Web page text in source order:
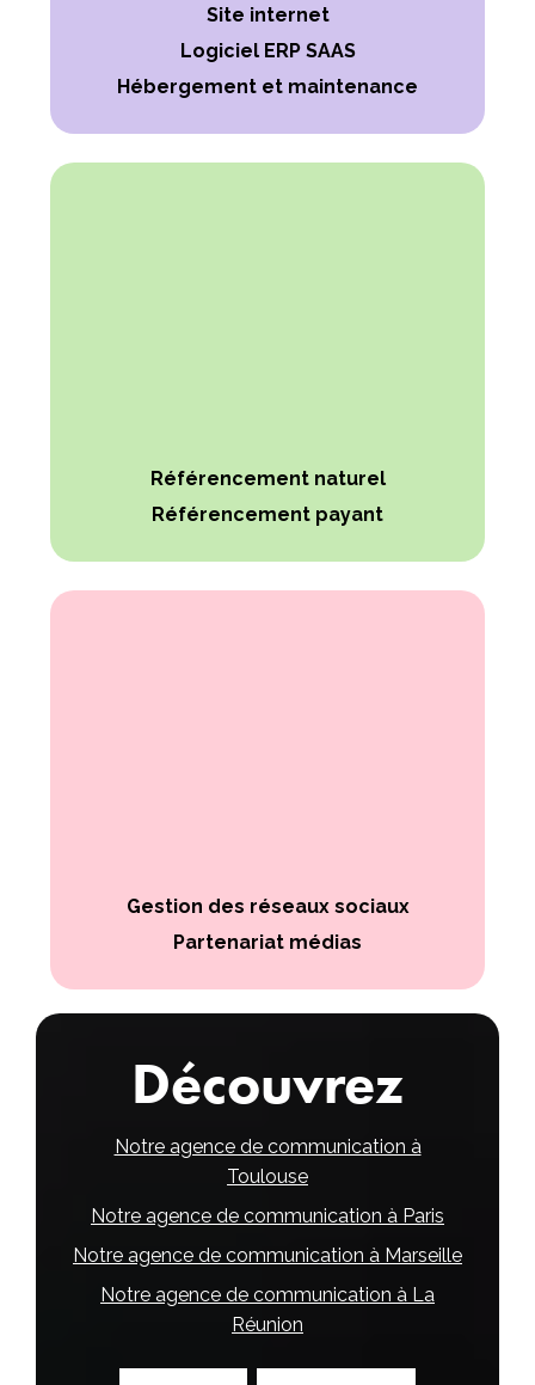
Site internet
Logiciel ERP SAAS
Hébergement et maintenance
Référencement naturel
Référencement payant
Gestion des réseaux sociaux
Partenariat médias
Découvrez
Notre agence de communication à
Toulouse
Notre agence de communication à Paris
Notre agence de communication à Marseille
Notre agence de communication à La
Réunion